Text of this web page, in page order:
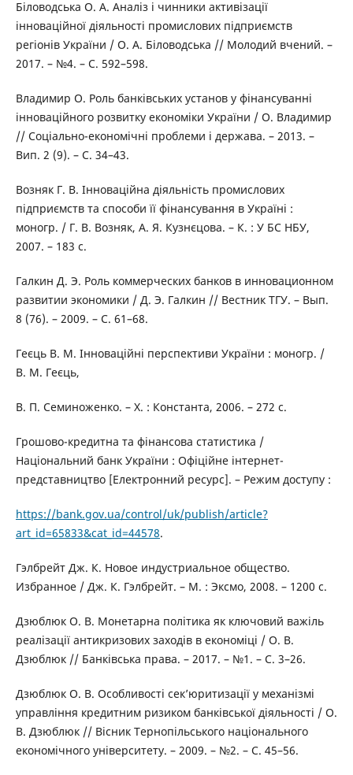
Біловодська О. А. Аналіз і чинники активізації
інноваційної діяльності промислових підприємств
регіонів України / О. А. Біловодська // Молодий вчений. –
2017. – №4. – С. 592–598.
Владимир О. Роль банківських установ у фінансуванні
інноваційного розвитку економіки України / О. Владимир
// Соціально-економічні проблеми і держава. – 2013. –
Вип. 2 (9). – С. 34–43.
Возняк Г. В. Інноваційна діяльність промислових
підприємств та способи її фінансування в Україні :
моногр. / Г. В. Возняк, А. Я. Кузнєцова. – К. : У БС НБУ,
2007. – 183 с.
Галкин Д. Э. Роль коммерческих банков в инновационном
развитии экономики / Д. Э. Галкин // Вестник ТГУ. – Вып.
8 (76). – 2009. – С. 61–68.
Геєць В. М. Інноваційні перспективи України : моногр. /
В. М. Геєць,
В. П. Семиноженко. – Х. : Константа, 2006. – 272 с.
Грошово-кредитна та фінансова статистика /
Національний банк України : Офіційне інтернет-
представництво [Електронний ресурс]. – Режим доступу :
https://bank.gov.ua/control/uk/publish/article?
art_id=65833&cat_id=44578.
Гэлбрейт Дж. К. Новое индустриальное общество.
Избранное / Дж. К. Гэлбрейт. – М. : Эксмо, 2008. – 1200 с.
Дзюблюк О. В. Монетарна політика як ключовий важіль
реалізації антикризових заходів в економіці / О. В.
Дзюблюк // Банківська права. – 2017. – №1. – С. 3–26.
Дзюблюк О. В. Особливості сек’юритизації у механізмі
управління кредитним ризиком банківської діяльності / О.
В. Дзюблюк // Вісник Тернопільського національного
економічного університету. – 2009. – №2. – С. 45–56.